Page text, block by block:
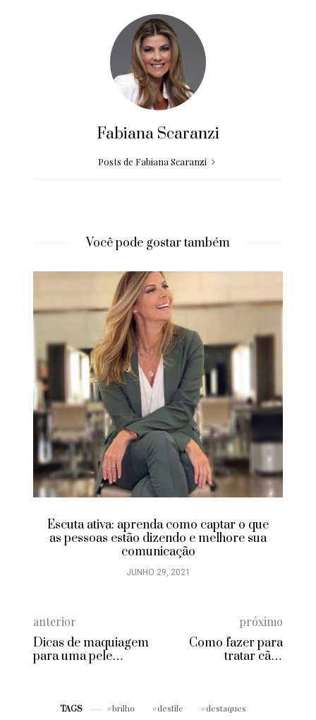
Fabiana Scaranzi
Posts de Fabiana Scaranzi
Você pode gostar também
Escuta ativa: aprenda como captar o que
as pessoas estão dizendo e melhore sua
comunicação
JUNHO 29, 2021
anterior
Dicas de maquiagem
para uma pele
próximo
Como fazer para
tratar cães
TAGS brilho desfile
destaques